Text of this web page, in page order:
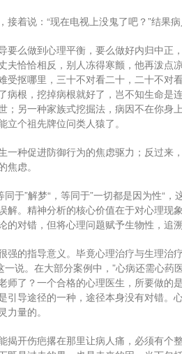
着说：“现在电视上没鬼了吧？”结果
要么做到心理平衡，要么做好内归中
夫恰恰相反，别人冻得寒颤，他再泼
受抠哪里，三十不对看二十，二十不
病根，挖掉病根就好了，岂不知生命
另一种家族式挖掘法，病因不在你身
个祖先牌位问类人猿了。
一种促进防御行为的焦虑驱力；反过
虑。
于”解梦“，等同于”一切都是因为性“
解。精神分析的核心价值在于对心理
对错，但将心理问题赋予生物性，追
强的指导意义。毕竟心理治疗与生理
说。在大部分案例中，”心病还需心
师了？一个合格的心理医生，所要做
导途径的一种，途径本身没有对错。
量的。
揭开伤疤撂在那里让病人痛，必须有